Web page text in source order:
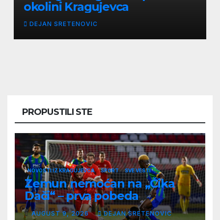
okolini Kragujevca
DEJAN SRETENOVIC
PROPUSTILI STE
NOVOSTI IZ KRAGUJEVCA SPORT SVE VESTI
Zemun nemoćan na „Čika
Dači“ – prva pobeda
Radničkog u drugom
AUGUST 9, 2026 DEJAN SRETENOVIC